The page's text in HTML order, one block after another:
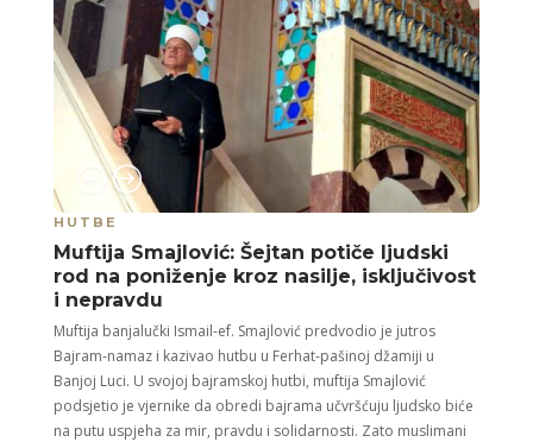
HUTBE
Muftija Smajlović: Šejtan potiče ljudski
rod na poniženje kroz nasilje, isključivost
i nepravdu
Muftija banjalučki Ismail-ef. Smajlović predvodio je jutros
Bajram-namaz i kazivao hutbu u Ferhat-pašinoj džamiji u
Banjoj Luci. U svojoj bajramskoj hutbi, muftija Smajlović
podsjetio je vjernike da obredi bajrama učvršćuju ljudsko biće
na putu uspjeha za mir, pravdu i solidarnosti. Zato muslimani